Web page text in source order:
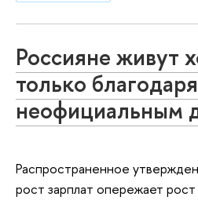
Россияне живут
только благодаря
неофициальным
Распространенное
рост зарплат опережает